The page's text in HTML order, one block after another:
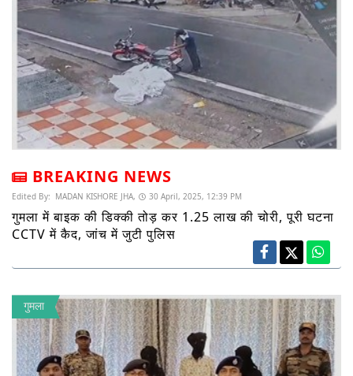
BREAKING NEWS
Edited By: MADAN KISHORE JHA, 30 April, 2025, 12:39 PM
गुमला में बाइक की डिक्की तोड़ कर 1.25 लाख की चोरी, पूरी घटना
CCTV में कैद, जांच में जुटी पुलिस
गुमला